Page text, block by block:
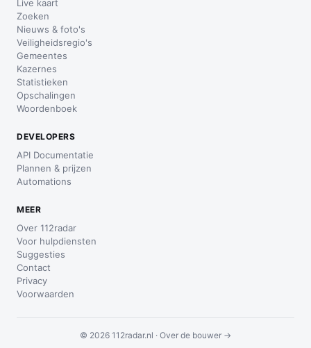
Live kaart
Zoeken
Nieuws & foto's
Veiligheidsregio's
Gemeentes
Kazernes
Statistieken
Opschalingen
Woordenboek
DEVELOPERS
API Documentatie
Plannen & prijzen
Automations
MEER
Over 112radar
Voor hulpdiensten
Suggesties
Contact
Privacy
Voorwaarden
© 2026 112radar.nl · Over de bouwer →